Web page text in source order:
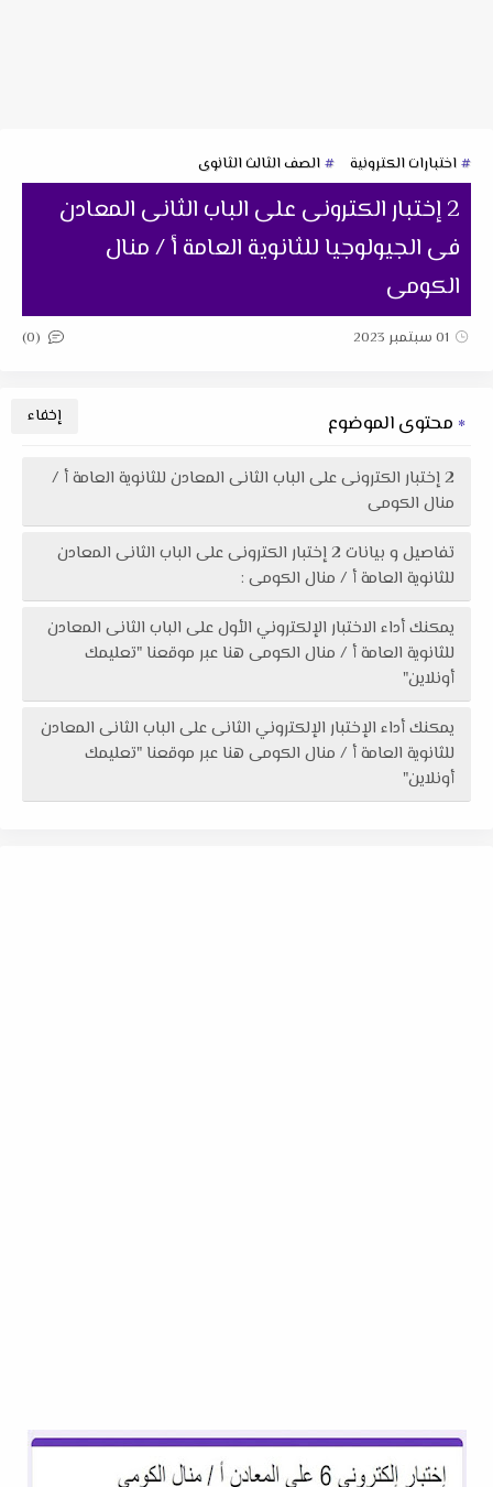
اختبارات الكترونية الصف الثالث الثانوى
2 إختبار الكترونى على الباب الثانى المعادن
فى الجيولوجيا للثانوية العامة أ / منال
الكومى
01 سبتمبر 2023 (0)
محتوى الموضوع
2 إختبار الكترونى على الباب الثانى المعادن للثانوية العامة أ /
منال الكومى
تفاصيل و بيانات 2 إختبار الكترونى على الباب الثانى المعادن
للثانوية العامة أ / منال الكومى :
يمكنك أداء الاختبار الإلكتروني الأول على الباب الثانى المعادن
للثانوية العامة أ / منال الكومى هنا عبر موقعنا "تعليمك
أونلاين"
يمكنك أداء الإختبار الإلكتروني الثانى على الباب الثانى المعادن
للثانوية العامة أ / منال الكومى هنا عبر موقعنا "تعليمك
أونلاين"